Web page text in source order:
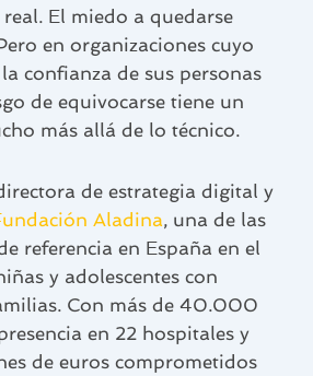
El miedo a quedarse
en organizaciones cuyo
confianza de sus personas
de equivocarse tiene un
más allá de lo técnico.
de estrategia digital y
Aladina, una de las
referencia en España en el
y adolescentes con
Con más de 40.000
en 22 hospitales y
de euros comprometidos